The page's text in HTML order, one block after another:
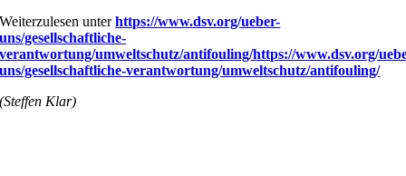
Weiterzulesen unterhttps://www.dsv.org/ueber-
uns/gesellschaftliche-
verantwortung/umweltschutz/antifouling/https://www.dsv.org/
uns/gesellschaftliche-verantwortung/umweltschutz/antifouling/
(Steffen Klar)